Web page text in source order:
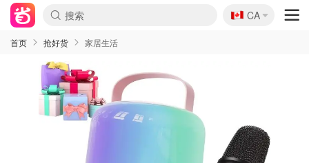
🇨🇦
CA
首页 抢好货 家居生活